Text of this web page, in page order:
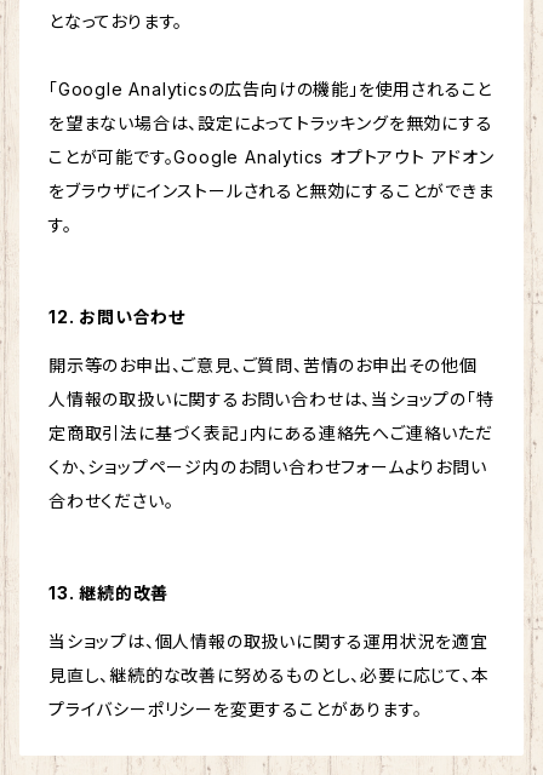
となっております。
「Google Analyticsの広告向けの機能」を使用されること
を望まない場合は、設定によってトラッキングを無効にする
ことが可能です。Google Analytics オプトアウト アドオン
をブラウザにインストールされると無効にすることができま
す。
12. お問い合わせ
開示等のお申出、ご意見、ご質問、苦情のお申出その他個
人情報の取扱いに関するお問い合わせは、当ショップの「特
定商取引法に基づく表記」内にある連絡先へご連絡いただ
くか、ショップページ内のお問い合わせフォームよりお問い
合わせください。
13. 継続的改善
当ショップは、個人情報の取扱いに関する運用状況を適宜
見直し、継続的な改善に努めるものとし、必要に応じて、本
プライバシーポリシーを変更することがあります。